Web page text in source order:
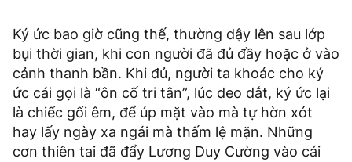
Ký ức bao giờ cũng thế, thường dậy lên sau lớp
bụi thời gian, khi con người đã đủ đầy hoặc ở vào
cảnh thanh bần. Khi đủ, người ta khoác cho ký
ức cái gọi là “ôn cố tri tân”, lúc deo dắt, ký ức lại
là chiếc gối êm, để úp mặt vào mà tự hờn xót
hay lấy ngày xa ngái mà thấm lệ mặn. Những
cơn thiên tai đã đẩy Lương Duy Cường vào cái